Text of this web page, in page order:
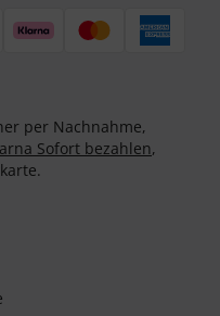
per Nachnahme,
Sofort bezahlen,